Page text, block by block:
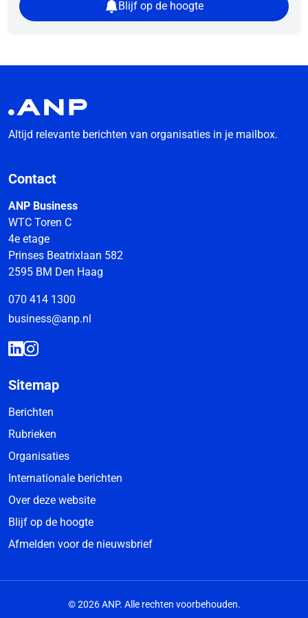
Blijf op de hoogte
Altijd relevante berichten van organisaties in je mailbox.
Contact
ANP Business
WTC Toren C
4e etage
Prinses Beatrixlaan 582
2595 BM Den Haag
070 414 1300
business@anp.nl
Sitemap
Berichten
Rubrieken
Organisaties
Internationale berichten
Over deze website
Blijf op de hoogte
Afmelden voor de nieuwsbrief
© 2026 ANP. Alle rechten voorbehouden.